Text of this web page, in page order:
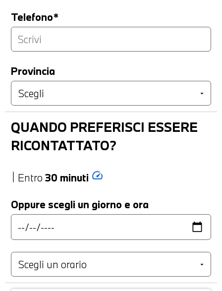
Telefono*
Provincia
QUANDO PREFERISCI ESSERE
RICONTATTATO?
Entro 30 minuti speed
Oppure scegli un giorno e ora